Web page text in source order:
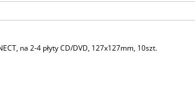
na 2-4 płyty CD/DVD, 127x127mm, 10szt.